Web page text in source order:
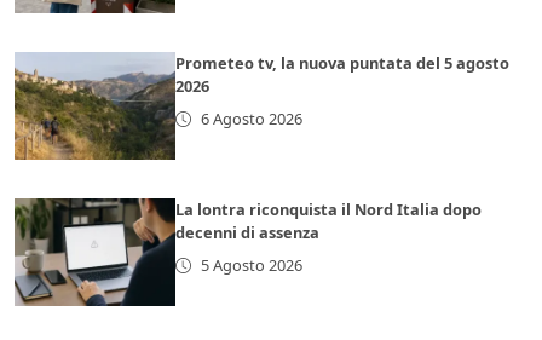
Prometeo tv, la nuova puntata del 5 agosto
2026
6 Agosto 2026
La lontra riconquista il Nord Italia dopo
decenni di assenza
5 Agosto 2026